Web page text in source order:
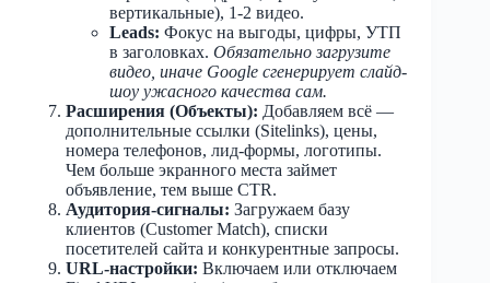
вертикальные), 1-2 видео.
Leads: Фокус на выгоды, цифры, УТП
в заголовках. Обязательно загрузите
видео, иначе Google сгенерирует слайд-
шоу ужасного качества сам.
Расширения (Объекты): Добавляем всё —
дополнительные ссылки (Sitelinks), цены,
номера телефонов, лид-формы, логотипы.
Чем больше экранного места займет
объявление, тем выше CTR.
Аудитория-сигналы: Загружаем базу
клиентов (Customer Match), списки
посетителей сайта и конкурентные запросы.
URL-настройки: Включаем или отключаем